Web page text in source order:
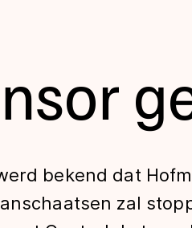
bekend dat
zal